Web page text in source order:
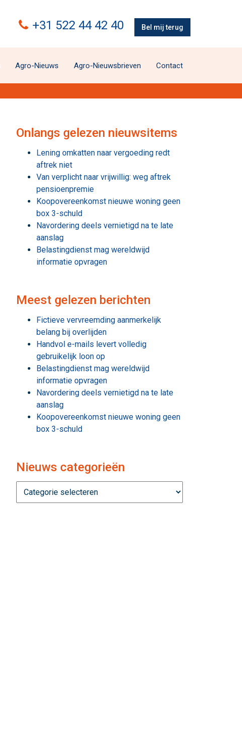
+31 522 44 42 40 Bel mij terug
Agro-Nieuws Agro-Nieuwsbrieven Contact
Onlangs gelezen nieuwsitems
Lening omkatten naar vergoeding redt
aftrek niet
Van verplicht naar vrijwillig: weg aftrek
pensioenpremie
Koopovereenkomst nieuwe woning geen
box 3-schuld
Navordering deels vernietigd na te late
aanslag
Belastingdienst mag wereldwijd
informatie opvragen
Meest gelezen berichten
Fictieve vervreemding aanmerkelijk
belang bij overlijden
Handvol e-mails levert volledig
gebruikelijk loon op
Belastingdienst mag wereldwijd
informatie opvragen
Navordering deels vernietigd na te late
aanslag
Koopovereenkomst nieuwe woning geen
box 3-schuld
Nieuws categorieën
categorieën